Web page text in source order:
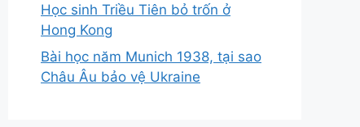
Học sinh Triều Tiên bỏ trốn ở
Hong Kong
Bài học năm Munich 1938, tại sao
Châu Âu bảo vệ Ukraine